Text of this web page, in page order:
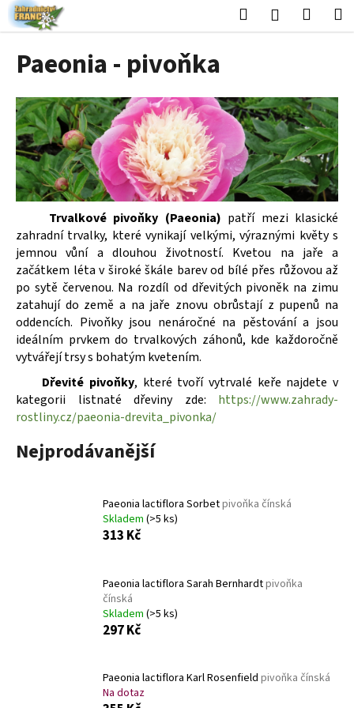
Přejít
na
obsah
HledatPřihlášení
Paeonia - pivoňka
Trvalkové pivoňky (Paeonia) patří mezi klasické
zahradní trvalky, které vynikají velkými, výraznými květy s
jemnou vůní a dlouhou životností. Kvetou na jaře a
začátkem léta v široké škále barev od bílé přes růžovou až
po sytě červenou. Na rozdíl od dřevitých pivoněk na zimu
zatahují do země a na jaře znovu obrůstají z pupenů na
oddencích. Pivoňky jsou nenáročné na pěstování a jsou
ideálním prvkem do trvalkových záhonů, kde každoročně
vytvářejí trsy s bohatým kvetením.
Dřevité pivoňky, které tvoří vytrvalé keře najdete v
kategorii listnaté dřeviny zde: https://www.zahrady-
rostliny.cz/paeonia-drevita_pivonka/
Nejprodávanější
Paeonia lactiflora Sorbetpivoňka čínská
Skladem (>5 ks)
313 Kč
Paeonia lactiflora Sarah Bernhardtpivoňka
čínská
Skladem (>5 ks)
297 Kč
Paeonia lactiflora Karl Rosenfield pivoňka čínská
Na dotaz
K
o
o
p
o
t
ř
e
b
u
j
e
t
e
n
j
í
?
HLEDAT